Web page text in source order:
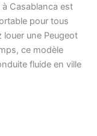
Casablanca est
pour tous
une Peugeot
ce modèle
fluide en ville